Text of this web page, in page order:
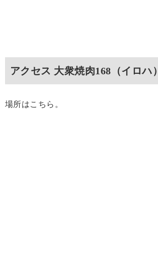
アクセス 大衆焼肉168（イロハ）
場所はこちら。